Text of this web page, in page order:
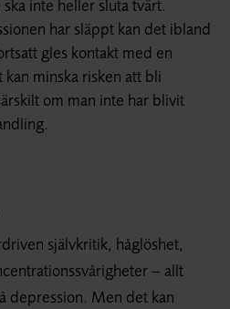
inte heller sluta tvärt.
har släppt kan det ibland
gles kontakt med en
minska risken att bli
om man inte har blivit
självkritik, håglöshet,
– allt
depression. Men det kan